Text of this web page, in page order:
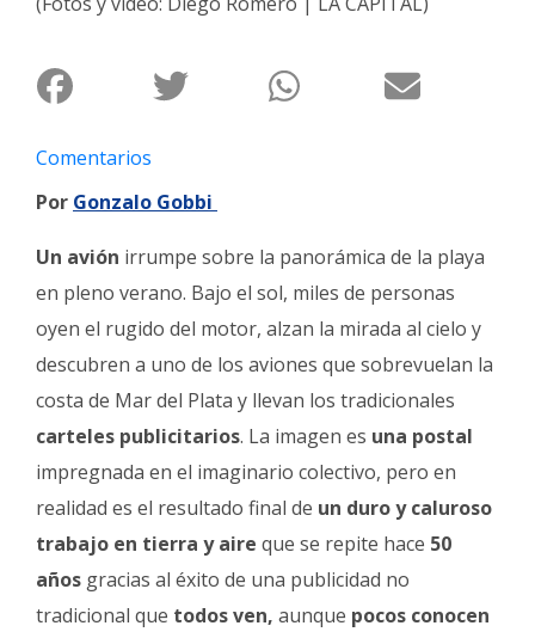
Fúnebres
Comentarios
Por Gonzalo Gobbi
Un avión irrumpe sobre la panorámica de la playa
en pleno verano. Bajo el sol, miles de personas
oyen el rugido del motor, alzan la mirada al cielo y
descubren a uno de los aviones que sobrevuelan la
costa de Mar del Plata y llevan los tradicionales
carteles publicitarios. La imagen es una postal
impregnada en el imaginario colectivo, pero en
realidad es el resultado final de un duro y caluroso
trabajo en tierra y aire que se repite hace 50
años gracias al éxito de una publicidad no
tradicional que todos ven, aunque pocos conocen